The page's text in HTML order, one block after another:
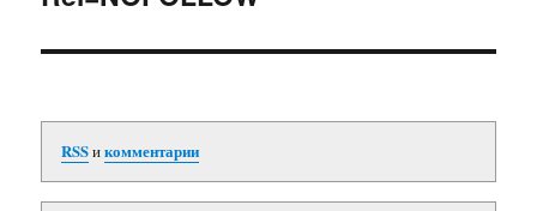
RSSикомментарии